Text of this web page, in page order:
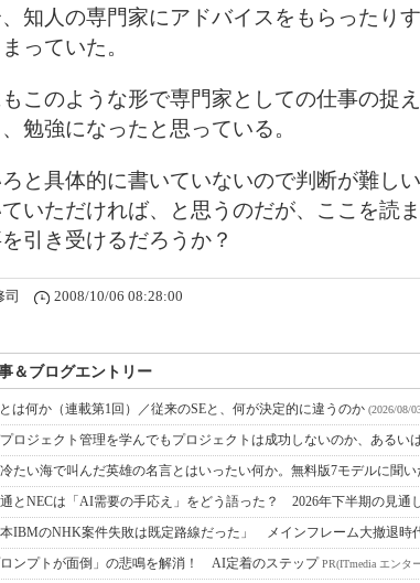
知人の専門家にアドバイスをもらったり
っていた。
このような形で専門家としての仕事の捉
勉強になったと思っている。
と具体的に書いていないので判断が難し
ていただければ、と思うのだが、ここを読
引き受けるだろうか？
司 2008/10/06 08:28:00
＆ブログエントリー
は何か（連載第1回）／従来のSEと、何が決定的に違うのか (2026/08/
ロジェクト管理を学んでもプロジェクトは成功しないのか、あるい
たい海で叫んだ英雄の名言とはいったい何か。無料版7モデルに聞い
とNECは「AI需要の手応え」をどう語った？ 2026年下半期の見通
本IBMのNHK案件失敗は既定路線だった」 メインフレーム大撤退時
ロンプトが面倒」の悲鳴を解消！ AI定着のステップPR(ITmedia エンタ